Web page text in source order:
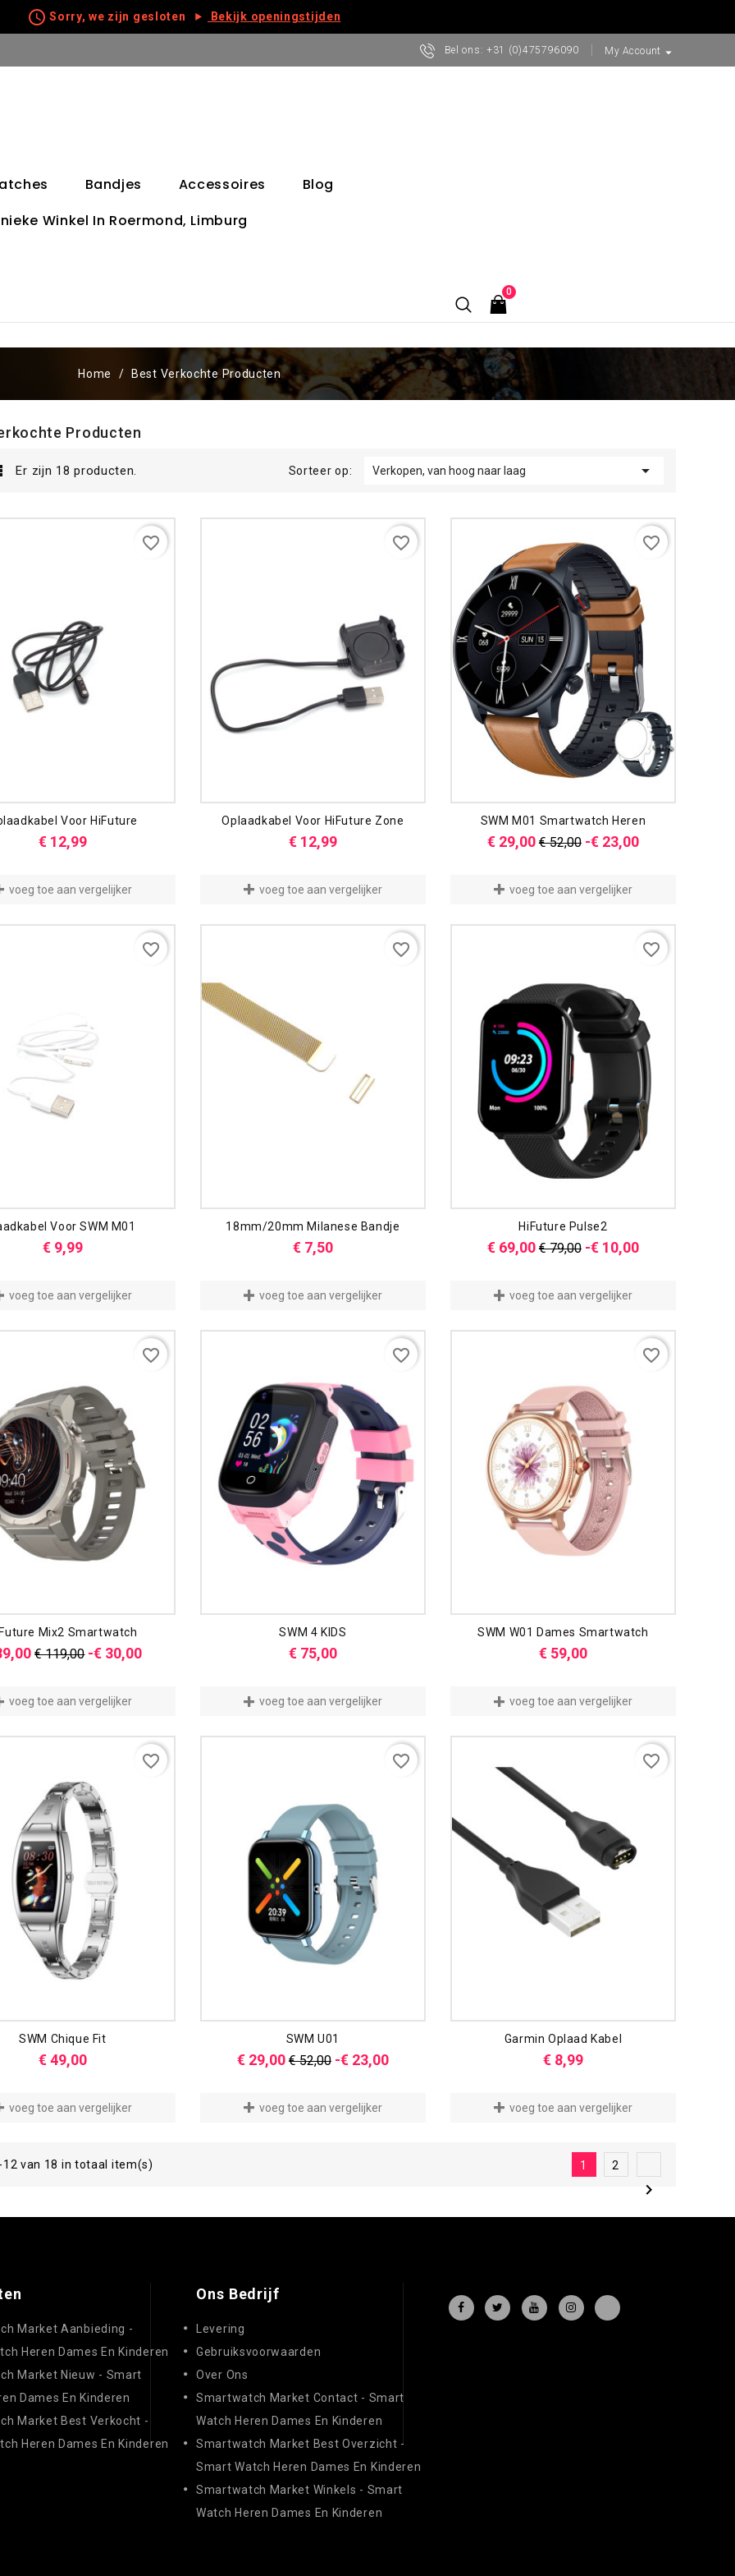
schedule Sorry, we zijn gesloten Bekijk openingstijden
Bel ons: +31 (0)475796090 My Account arrow_drop_down
Bandjes Accessoires
Blog
Winkel In Roermond, Limburg
0
Home Best Verkochte Producten
Producten
Er zijn 18 producten. Sorteer op: Verkopen, van hoog naar laag 
Voor HiFuture
€ 12,99Prijs
favorite_border
voeg toe aan vergelijker
Oplaadkabel Voor HiFuture Zone
€ 12,99Prijs
favorite_border
voeg toe aan vergelijker
SWM M01 Smartwatch Heren
€ 29,00Normale
€ 52,00 -€ 23,00Prijs
favorite_border
voeg toe aan vergelijker
Voor SWM M01
€ 9,99Prijs
favorite_border
voeg toe aan vergelijker
18mm/20mm Milanese Bandje
€ 7,50Prijs
favorite_border
voeg toe aan vergelijker
HiFuture Pulse2
€ 69,00Normale
€ 79,00 -€ 10,00Prijs
favorite_border
voeg toe aan vergelijker
Mix2 Smartwatch
Normale
€ 119,00 -€ 30,00Prijs
favorite_border
voeg toe aan vergelijker
SWM 4 KIDS
€ 75,00Prijs
favorite_border
voeg toe aan vergelijker
SWM W01 Dames Smartwatch
€ 59,00Prijs
favorite_border
voeg toe aan vergelijker
SWM Chique Fit
€ 49,00Prijs
favorite_border
voeg toe aan vergelijker
SWM U01
€ 29,00Normale
€ 52,00 -€ 23,00Prijs
favorite_border
voeg toe aan vergelijker
Garmin Oplaad Kabel
€ 8,99Prijs
favorite_border
voeg toe aan vergelijker
van 18 in totaal item(s) 1 2

Market Aanbieding -
Heren Dames En Kinderen
Market Nieuw - Smart
Dames En Kinderen
Market Best Verkocht -
Heren Dames En Kinderen
Ons Bedrijf
Levering
Gebruiksvoorwaarden
Over Ons
Smartwatch Market Contact - Smart
Watch Heren Dames En Kinderen
Smartwatch Market Best Overzicht -
Smart Watch Heren Dames En Kinderen
Smartwatch Market Winkels - Smart
Watch Heren Dames En Kinderen